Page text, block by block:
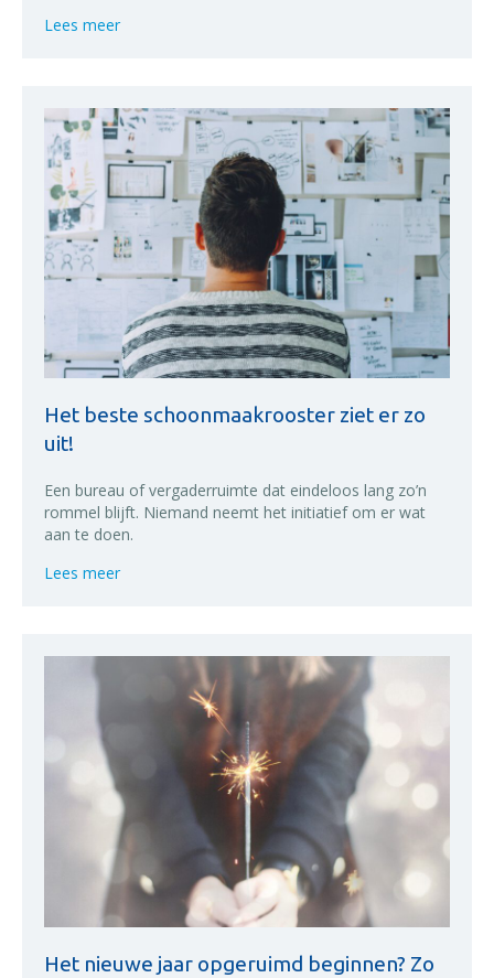
Lees meerabout Opruimen vermoeiend en zwaar? Dit zijn de
Het beste schoonmaakrooster ziet er zo
uit!
Een bureau of vergaderruimte dat eindeloos lang zo’n
rommel blijft. Niemand neemt het initiatief om er wat
aan te doen.
Lees meerabout Het beste schoonmaakrooster ziet er zo uit!
Het nieuwe jaar opgeruimd beginnen? Zo